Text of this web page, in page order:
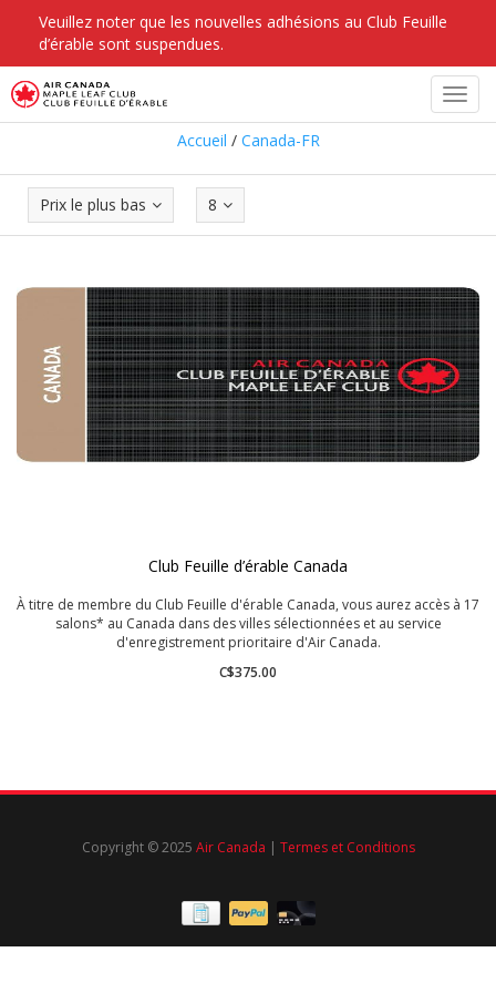
Veuillez noter que les nouvelles adhésions au Club Feuille
d’érable sont suspendues.
Accueil / Canada-FR
Prix le plus bas 8
Club Feuille d’érable Canada
À titre de membre du Club Feuille d'érable Canada, vous aurez accès à 17
salons* au Canada dans des villes sélectionnées et au service
d'enregistrement prioritaire d'Air Canada.
C$375.00
Copyright © 2025 Air Canada | Termes et Conditions